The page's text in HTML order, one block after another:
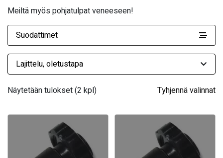
Meiltä myös pohjatulpat veneeseen!
Suodattimet
Näytetään tulokset (2 kpl) Tyhjennä valinnat